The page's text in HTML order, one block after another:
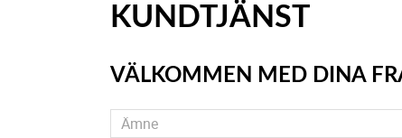
KUNDTJÄNST
VÄLKOMMEN MED DINA